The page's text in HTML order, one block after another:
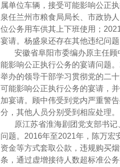
属单位车辆，接受可能影响公正
泉任兰州市粮食局局长、市政协
位公务用车供其上下班使用；
宴请。杨盛泉还存在其他违纪问
安徽省阜阳市委编办原主任顾
能影响公正执行公务的宴请问题
举办的领导干部学习贯彻党的二
可能影响公正执行公务的宴请，
加宴请。顾中伟受到党内严重警
分，其他人员分别受到相应处理。
原江苏省淮海剧团党支部书记
问题。2016年至2021年，陈万宏
资金等方式套取公款，违规购买
条，通过虚增接待人数超标准公